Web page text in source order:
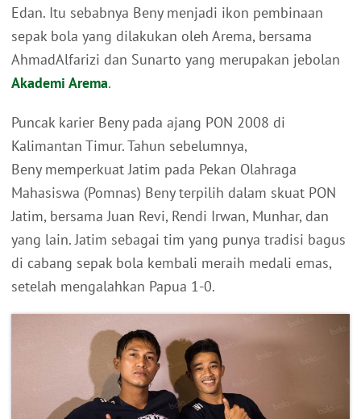
Edan. Itu sebabnya Beny menjadi ikon pembinaan
sepak bola yang dilakukan oleh Arema, bersama
AhmadAlfarizi dan Sunarto yang merupakan jebolan
Akademi Arema.
Puncak karier Beny pada ajang PON 2008 di
Kalimantan Timur. Tahun sebelumnya,
Beny memperkuat Jatim pada Pekan Olahraga
Mahasiswa (Pomnas) Beny terpilih dalam skuat PON
Jatim, bersama Juan Revi, Rendi Irwan, Munhar, dan
yang lain. Jatim sebagai tim yang punya tradisi bagus
di cabang sepak bola kembali meraih medali emas,
setelah mengalahkan Papua 1-0.